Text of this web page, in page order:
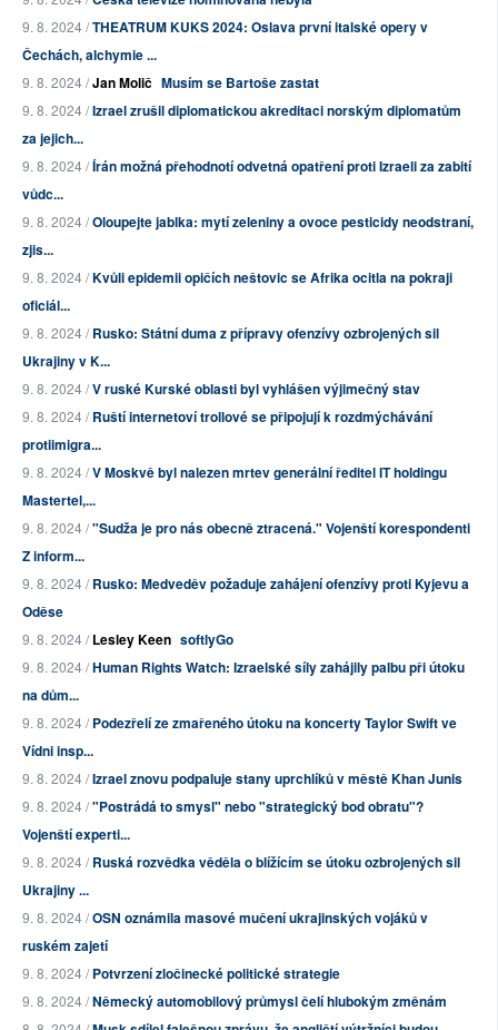
9. 8. 2024 /THEATRUM KUKS 2024: Oslava první italské opery v
Čechách, alchymie ...
9. 8. 2024 /Jan Molič Musím se Bartoše zastat
9. 8. 2024 /Izrael zrušil diplomatickou akreditaci norským diplomatům
za jejich...
9. 8. 2024 /Írán možná přehodnotí odvetná opatření proti Izraeli za zabití
vůdc...
9. 8. 2024 /Oloupejte jablka: mytí zeleniny a ovoce pesticidy neodstraní,
zjis...
9. 8. 2024 /Kvůli epidemii opičích neštovic se Afrika ocitla na pokraji
oficiál...
9. 8. 2024 /Rusko: Státní duma z přípravy ofenzívy ozbrojených sil
Ukrajiny v K...
9. 8. 2024 /V ruské Kurské oblasti byl vyhlášen výjimečný stav
9. 8. 2024 /Ruští internetoví trollové se připojují k rozdmýchávání
protiimigra...
9. 8. 2024 /V Moskvě byl nalezen mrtev generální ředitel IT holdingu
Mastertel,...
9. 8. 2024 /"Sudža je pro nás obecně ztracená." Vojenští korespondenti
Z inform...
9. 8. 2024 /Rusko: Medveděv požaduje zahájení ofenzívy proti Kyjevu a
Oděse
9. 8. 2024 /Lesley Keen softlyGo
9. 8. 2024 /Human Rights Watch: Izraelské síly zahájily palbu při útoku
na dům...
9. 8. 2024 /Podezřelí ze zmařeného útoku na koncerty Taylor Swift ve
Vídni insp...
9. 8. 2024 /Izrael znovu podpaluje stany uprchlíků v městě Khan Junis
9. 8. 2024 /"Postrádá to smysl" nebo "strategický bod obratu"?
Vojenští experti...
9. 8. 2024 /Ruská rozvědka věděla o blížícím se útoku ozbrojených sil
Ukrajiny ...
9. 8. 2024 /OSN oznámila masové mučení ukrajinských vojáků v
ruském zajetí
9. 8. 2024 /Potvrzení zločinecké politické strategie
9. 8. 2024 /Německý automobilový průmysl čelí hlubokým změnám